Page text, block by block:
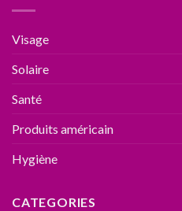
Visage
Solaire
Santé
Produits américain
Hygiène
CATEGORIES